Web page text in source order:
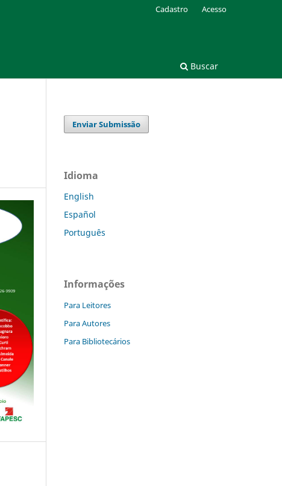
Buscar
Cadastro Acesso
Enviar Submissão
Idioma
English
Español
Português
Informações
Para Leitores
Para Autores
Para Bibliotecários